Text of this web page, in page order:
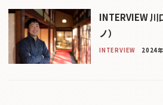
INTERVIEW
ノ）
INTERVIEW 2024